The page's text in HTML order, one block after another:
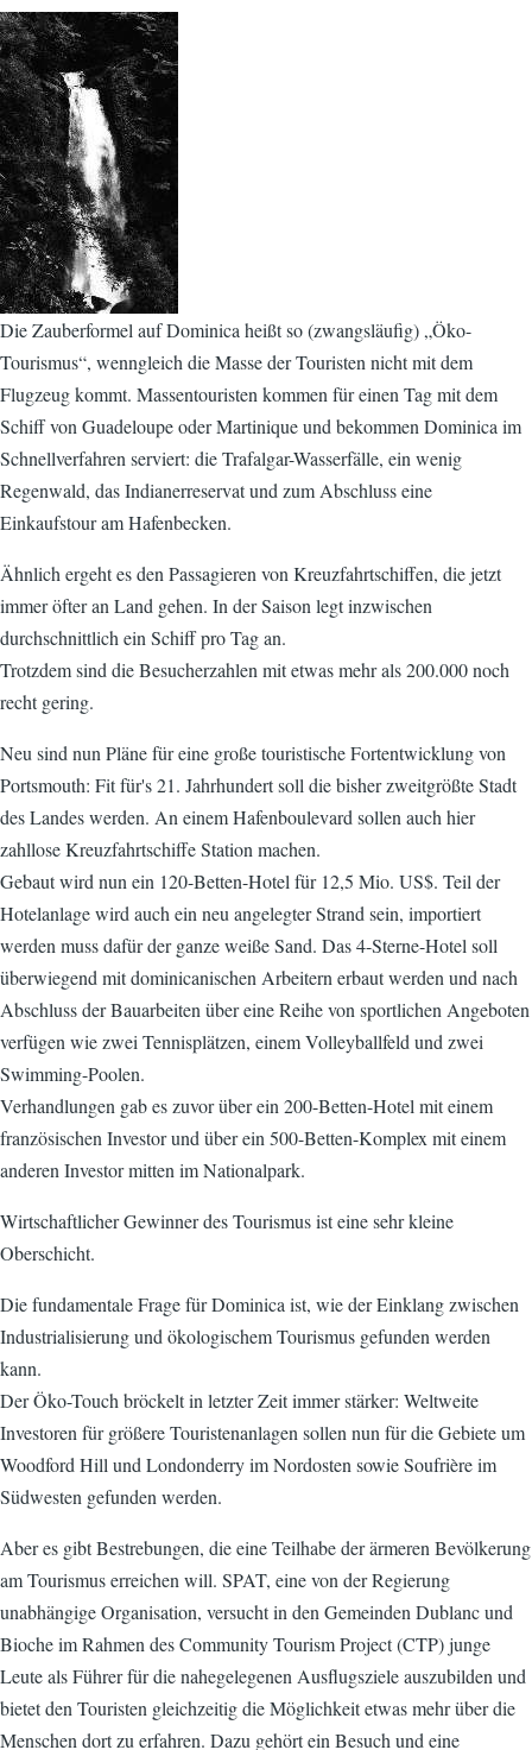
Die Zauberformel auf Dominica heißt so (zwangsläufig) „Öko-
Tourismus“, wenngleich die Masse der Touristen nicht mit dem
Flugzeug kommt. Massentouristen kommen für einen Tag mit dem
Schiff von Guadeloupe oder Martinique und bekommen Dominica im
Schnellverfahren serviert: die Trafalgar-Wasserfälle, ein wenig
Regenwald, das Indianerreservat und zum Abschluss eine
Einkaufstour am Hafenbecken.
Ähnlich ergeht es den Passagieren von Kreuzfahrtschiffen, die jetzt
immer öfter an Land gehen. In der Saison legt inzwischen
durchschnittlich ein Schiff pro Tag an.
Trotzdem sind die Besucherzahlen mit etwas mehr als 200.000 noch
recht gering.
Neu sind nun Pläne für eine große touristische Fortentwicklung von
Portsmouth: Fit für's 21. Jahrhundert soll die bisher zweitgrößte Stadt
des Landes werden. An einem Hafenboulevard sollen auch hier
zahllose Kreuzfahrtschiffe Station machen.
Gebaut wird nun ein 120-Betten-Hotel für 12,5 Mio. US$. Teil der
Hotelanlage wird auch ein neu angelegter Strand sein, importiert
werden muss dafür der ganze weiße Sand. Das 4-Sterne-Hotel soll
überwiegend mit dominicanischen Arbeitern erbaut werden und nach
Abschluss der Bauarbeiten über eine Reihe von sportlichen Angeboten
verfügen wie zwei Tennisplätzen, einem Volleyballfeld und zwei
Swimming-Poolen.
Verhandlungen gab es zuvor über ein 200-Betten-Hotel mit einem
französischen Investor und über ein 500-Betten-Komplex mit einem
anderen Investor mitten im Nationalpark.
Wirtschaftlicher Gewinner des Tourismus ist eine sehr kleine
Oberschicht.
Die fundamentale Frage für Dominica ist, wie der Einklang zwischen
Industrialisierung und ökologischem Tourismus gefunden werden
kann.
Der Öko-Touch bröckelt in letzter Zeit immer stärker: Weltweite
Investoren für größere Touristenanlagen sollen nun für die Gebiete um
Woodford Hill und Londonderry im Nordosten sowie Soufrière im
Südwesten gefunden werden.
Aber es gibt Bestrebungen, die eine Teilhabe der ärmeren Bevölkerung
am Tourismus erreichen will. SPAT, eine von der Regierung
unabhängige Organisation, versucht in den Gemeinden Dublanc und
Bioche im Rahmen des Community Tourism Project (CTP) junge
Leute als Führer für die nahegelegenen Ausflugsziele auszubilden und
bietet den Touristen gleichzeitig die Möglichkeit etwas mehr über die
Menschen dort zu erfahren. Dazu gehört ein Besuch und eine